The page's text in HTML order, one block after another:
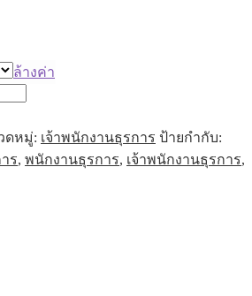
ล้างค่า
ดหมู่: เจ้าพนักงานธุรการ ป้ายกำกับ:
ร, พนักงานธุรการ, เจ้าพนักงานธุรการ,